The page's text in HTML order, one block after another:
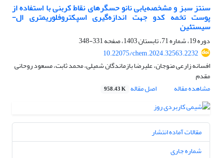
سنتز سبز و مشخصه‌یابی نانو حسگرهای نقاط کربنی با استفاده از
پوست تخمه کدو جهت اندازه‌گیری اسپکتروفلوریمتری ال-
سیستئین
دوره 19، شماره 71، تابستان 1403، صفحه
331-348
10.22075/chem.2024.32563.2232
افسانه زارعی منوجان، علیرضا بازماندگان شمیلی، محمد ثابت، مسعود روحانی
مقدم
مشاهده مقاله
اصل مقاله 958.43 K
مقالات آماده انتشار
شماره جاری